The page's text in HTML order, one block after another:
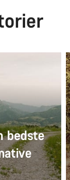
bedste